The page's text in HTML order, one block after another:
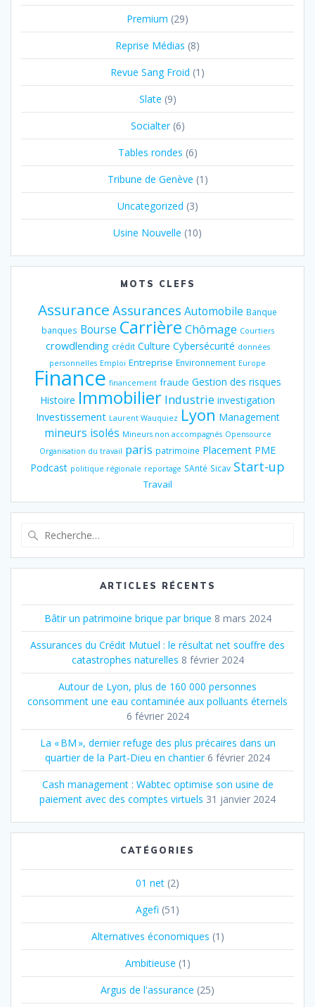
Premium (29)
Reprise Médias (8)
Revue Sang Froid (1)
Slate (9)
Socialter(6)
Tables rondes (6)
Tribune de Genève (1)
Uncategorized (3)
Usine Nouvelle (10)
MOTS CLEFS
Assurance Assurances Automobile Banque
banques Bourse Carrière Chômage Courtiers
crowdlending crédit Culture Cybersécurité données
personnelles Emploi Entreprise Environnement Europe
Finance financement fraude Gestion des risques
Histoire Immobilier Industrie investigation
Investissement Laurent Wauquiez Lyon Management
mineurs isolés Mineurs non accompagnés Opensource
Organisation du travail paris patrimoine Placement PME
Podcast politique régionale reportage SAnté Sicav Start-up
Travail
:
ARTICLES RÉCENTS
Bâtir un patrimoine brique par brique 8 mars 2024
Assurances du Crédit Mutuel : le résultat net souffre des
catastrophes naturelles 8 février 2024
Autour de Lyon, plus de 160 000 personnes
consomment une eau contaminée aux polluants éternels
6 février 2024
La « BM », dernier refuge des plus précaires dans un
quartier de la Part‐Dieu en chantier 6 février 2024
Cash management : Wabtec optimise son usine de
paiement avec des comptes virtuels 31 janvier 2024
CATÉGORIES
01 net (2)
Agefi (51)
Alternatives économiques (1)
Ambitieuse (1)
Argus de l'assurance (25)